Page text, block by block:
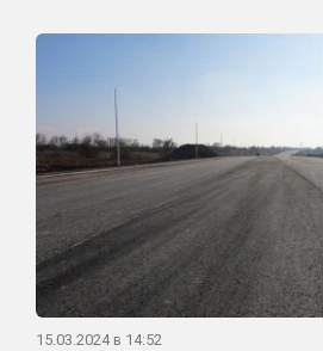
15.03.2024 в 14:52